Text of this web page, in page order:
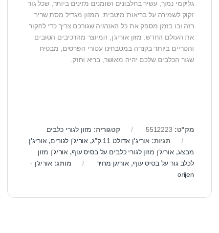
גליקמי נמוך, עשיר בחלבונים ושומנים מזינים ביותר, שכל גור
זקוק לשמירה על בריאות מיטבית. המזון מגדיל מסת שריר
רזה ובו בזמן מספק את כל האנרגיה שגורכם צריך כדי לחקור
את העולם החדש. מזון אוריג’ן, המיוצר מהרכיבים הטובים
והטריים ביותר בקנדה במטבחינו עטורי הפרסים, מבטיח
שגור הכלבים שלכם יהיה מאושר, בריא וחזק.
מק"ט: 5512223 קטגוריה: מזון לגורי כלבים
תגיות: אוריג'ן אדולט 11 ק"ג , אוריג'ן לגורים,אוריג'ן
מבצע,אוריג'ן מזון לגורי כלבים על בסיס עוף, אוריג'ן מזון
לכלב גור על בסיס עוף, אוריגן מחיר מותג:אוריג'ן -
orijen